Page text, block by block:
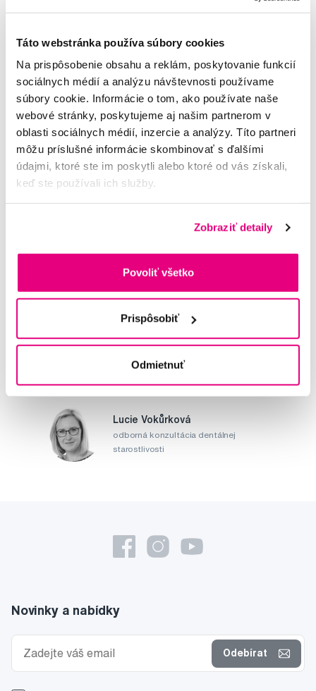
Táto webstránka používa súbory cookies
Na prispôsobenie obsahu a reklám, poskytovanie funkcií
sociálnych médií a analýzu návštevnosti používame
súbory cookie. Informácie o tom, ako používate naše
webové stránky, poskytujeme aj našim partnerom v
oblasti sociálnych médií, inzercie a analýzy. Títo partneri
môžu príslušné informácie skombinovať s ďalšími
údajmi, ktoré ste im poskytli alebo ktoré od vás získali,
keď ste používali ich služby.
Zobraziť detaily
Povoliť všetko
Prispôsobiť
Odmietnuť
Náhradné hlavice
Lucia
Další dotazy a články najdete v naší poradně
nebo nám rovnounapište
Potřebujete poradit?
odborná konzultácia dentálnej
Lucie Vokůrková
odborná konzultácia dentálnej
starostlivosti
Novinky a nabídky
Odebírat